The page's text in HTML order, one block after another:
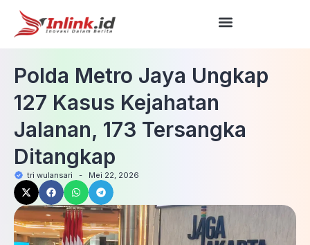
Polda Metro Jaya Ungkap
127 Kasus Kejahatan
Jalanan, 173 Tersangka
Ditangkap
tri wulansari - Mei 22, 2026